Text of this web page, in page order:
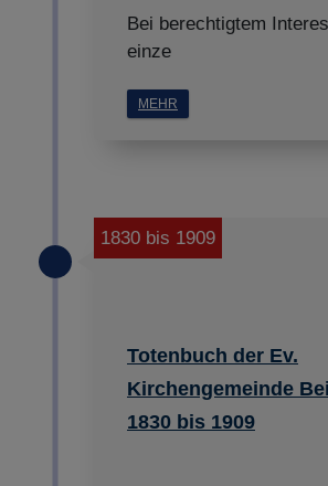
Bei berechtigtem
einze
MEHR
Totenbuch der Ev.
Kirchengemeinde
1830 bis 1909
1830 bis 1909